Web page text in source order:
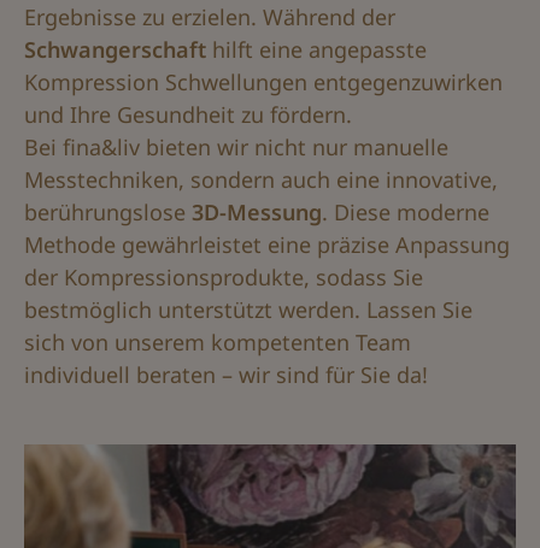
Ergebnisse zu erzielen. Während der
Schwangerschaft hilft eine angepasste
Kompression Schwellungen entgegenzuwirken
und Ihre Gesundheit zu fördern.
Bei fina&liv bieten wir nicht nur manuelle
Messtechniken, sondern auch eine innovative,
berührungslose 3D-Messung. Diese moderne
Methode gewährleistet eine präzise Anpassung
der Kompressionsprodukte, sodass Sie
bestmöglich unterstützt werden. Lassen Sie
sich von unserem kompetenten Team
individuell beraten – wir sind für Sie da!